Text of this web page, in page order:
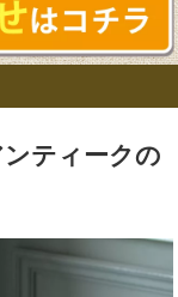
ティークの